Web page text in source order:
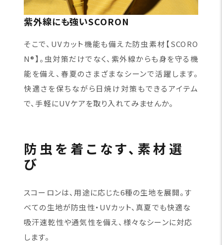
紫外線にも強いSCORON
そこで、UVカット機能も備えた防虫素材【SCORO
N®】。虫対策だけでなく、紫外線からも身を守る機
能を備え、春夏のさまざまなシーンで活躍します。
快適さを保ちながら日焼け対策もできるアイテム
で、手軽にUVケアを取り入れてみませんか。
防虫を着こなす、素材選
び
スコーロンは、用途に応じた6種の生地を展開。す
べての生地が防虫性・UVカット、真夏でも快適な
吸汗速乾性や通気性を備え、様々なシーンに対応
します。